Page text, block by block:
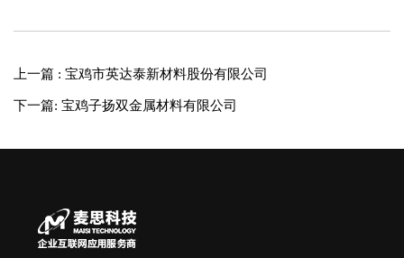
上一篇 : 宝鸡市英达泰新材料股份有限公司
下一篇: 宝鸡子扬双金属材料有限公司